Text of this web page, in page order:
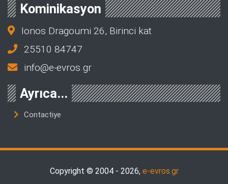
Kominikasyon
Ionos Dragoumi 26, Birinci kat
25510 84747
info@e-evros.gr
Ayrıca...
Contactiye
Copyright © 2004 - 2026, e-evros.gr